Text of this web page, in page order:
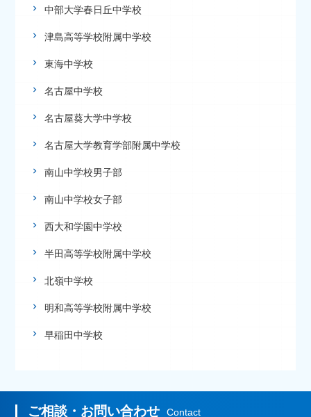
中部大学春日丘中学校
津島高等学校附属中学校
東海中学校
名古屋中学校
名古屋葵大学中学校
名古屋大学教育学部附属中学校
南山中学校男子部
南山中学校女子部
西大和学園中学校
半田高等学校附属中学校
北嶺中学校
明和高等学校附属中学校
早稲田中学校
ご相談・お問い合わせ Contact